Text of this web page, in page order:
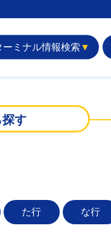
ーミナル情報検索 ▼
す
た行 な行